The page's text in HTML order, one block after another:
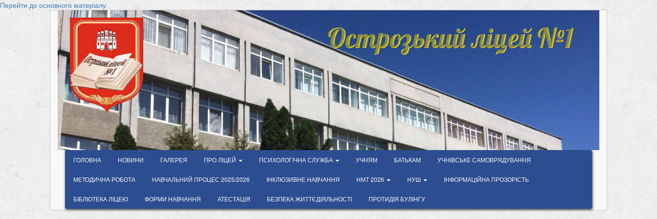
Перейти до основного матеріалу
Острозький ліцей №1
ГОЛОВНА НОВИНИ ГАЛЕРЕЯ ПРО ЛІЦЕЙ ПСИХОЛОГІЧНА СЛУЖБА УЧНЯМ БАТЬКАМ УЧНІВСЬКЕ САМОВРЯДУВАННЯ
МЕТОДИЧНА РОБОТА НАВЧАЛЬНИЙ ПРОЦЕС 2025/2026 ІНКЛЮЗИВНЕ НАВЧАННЯ НМТ 2026 НУШ ІНФОРМАЦІЙНА ПРОЗОРІСТЬ
БІБЛІОТЕКА ЛІЦЕЮ ФОРМИ НАВЧАННЯ АТЕСТАЦІЯ БЕЗПЕКА ЖИТТЄДІЯЛЬНОСТІ ПРОТИДІЯ БУЛІНГУ